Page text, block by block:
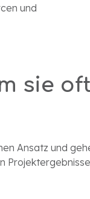
und
sie oft
Ansatz und